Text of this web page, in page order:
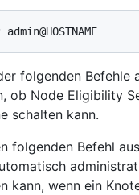
folgenden Befehle
ob Node Eligibility
schalten kann.
folgenden Befehl
kann, wenn ein